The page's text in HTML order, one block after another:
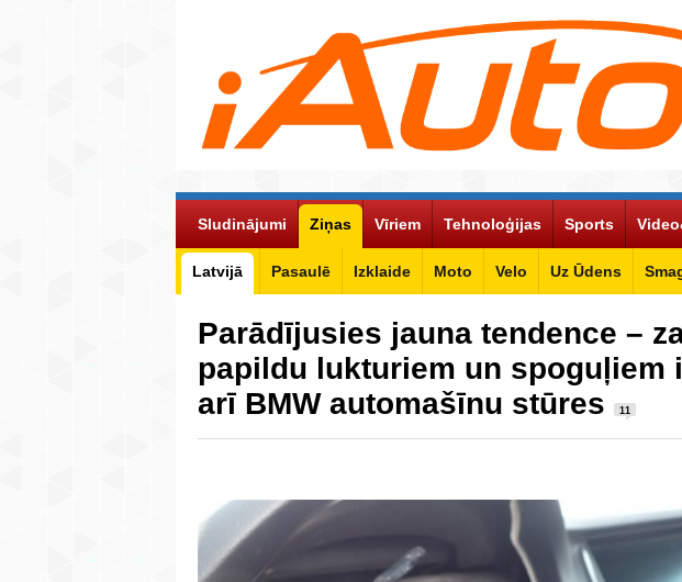
Sludinājumi Ziņas
Latvijā Pasaulē Izklaide Moto Velo Uz Ūdens
Vīriem Tehnoloģijas Sports
Parādījusies jauna tendence –
papildu lukturiem un spoguļiem
arī BMW automašīnu stūres
11